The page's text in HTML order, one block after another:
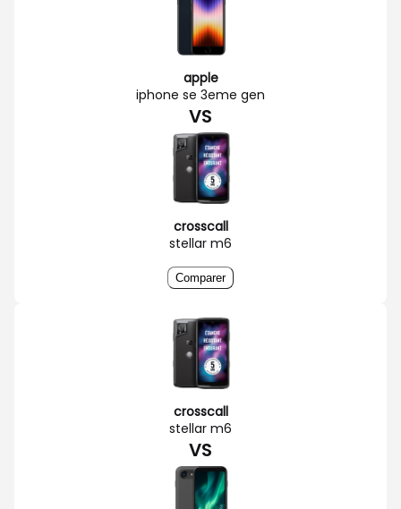
apple
iphone se 3eme gen
VS
crosscall
stellar m6
Comparer
crosscall
stellar m6
VS